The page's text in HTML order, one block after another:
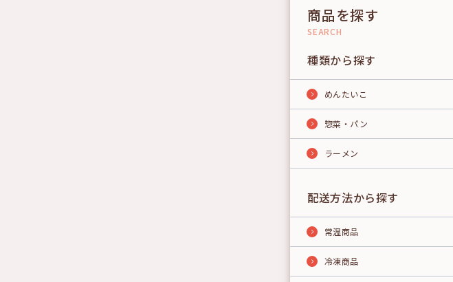
商品を探す
SEARCH
種類から探す
めんたいこ
惣菜・パン
ラーメン
配送方法から探す
常温商品
冷凍商品